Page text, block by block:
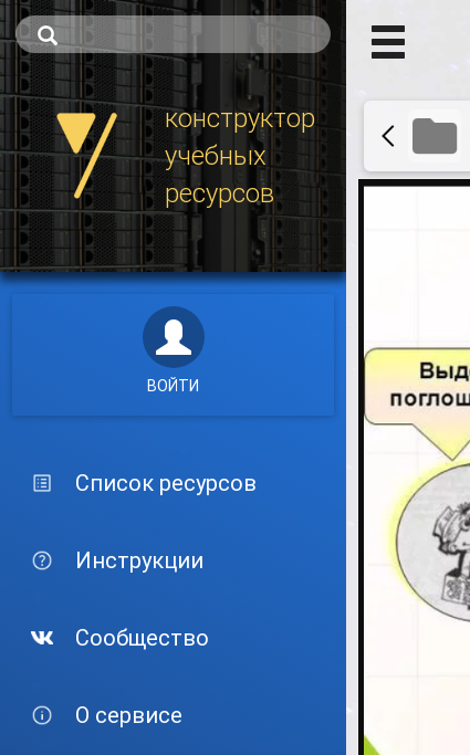
конструктор
учебных
ресурсов
ВОЙТИ
Список ресурсов
Инструкции
Сообщество
О сервисе